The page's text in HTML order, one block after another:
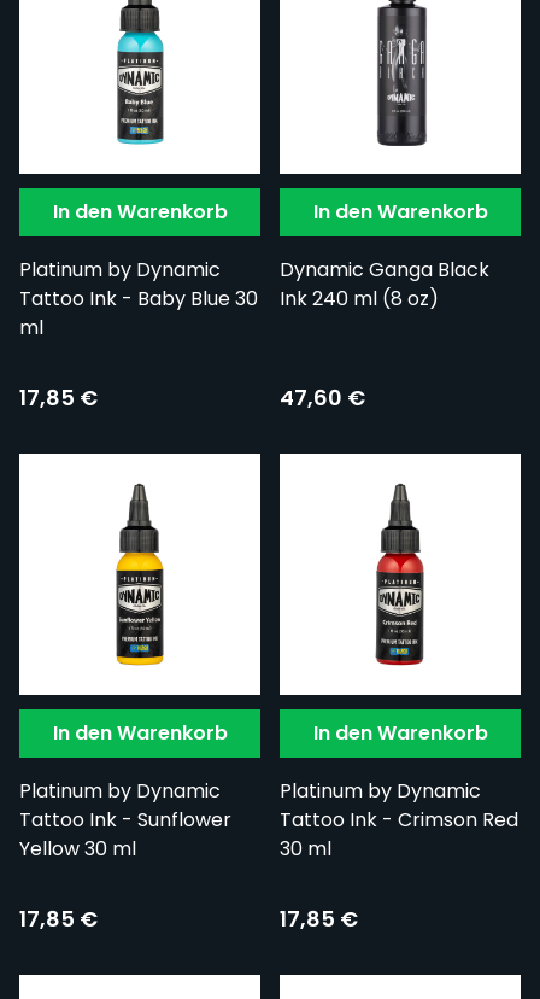
In den Warenkorb
Platinum by Dynamic
Tattoo Ink - Baby Blue 30
ml
17,85 €
In den Warenkorb
Dynamic Ganga Black
Ink 240 ml (8 oz)
47,60 €
In den Warenkorb
Platinum by Dynamic
Tattoo Ink - Sunflower
Yellow 30 ml
17,85 €
In den Warenkorb
Platinum by Dynamic
Tattoo Ink - Crimson Red
30 ml
17,85 €